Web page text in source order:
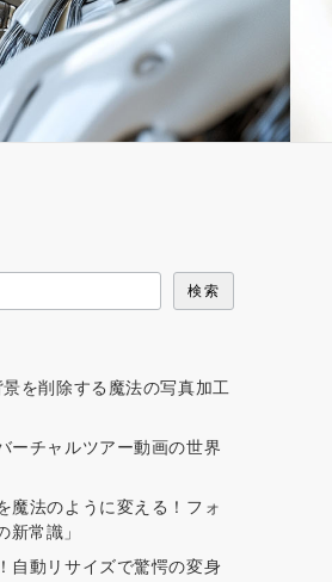
検索
景を削除する魔法の写真加工
ーチャルツアー動画の世界
魔法のように変える！フォ
新常識」
自動リサイズで驚愕の変身